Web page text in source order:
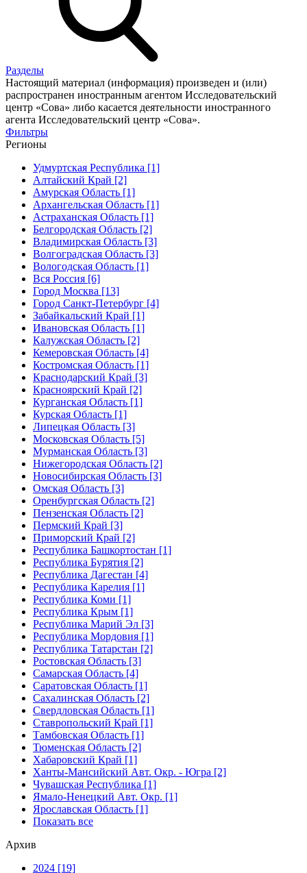
Разделы
Настоящий материал (информация) произведен и (или)
распространен иностранным агентом Исследовательский
центр «Сова» либо касается деятельности иностранного
агента Исследовательский центр «Сова».
Фильтры
Регионы
Удмуртская Республика [1]
Алтайский Край [2]
Амурская Область [1]
Архангельская Область [1]
Астраханская Область [1]
Белгородская Область [2]
Владимирская Область [3]
Волгоградская Область [3]
Вологодская Область [1]
Вся Россия [6]
Город Москва [13]
Город Санкт-Петербург [4]
Забайкальский Край [1]
Ивановская Область [1]
Калужская Область [2]
Кемеровская Область [4]
Костромская Область [1]
Краснодарский Край [3]
Красноярский Край [2]
Курганская Область [1]
Курская Область [1]
Липецкая Область [3]
Московская Область [5]
Мурманская Область [3]
Нижегородская Область [2]
Новосибирская Область [3]
Омская Область [3]
Оренбургская Область [2]
Пензенская Область [2]
Пермский Край [3]
Приморский Край [2]
Республика Башкортостан [1]
Республика Бурятия [2]
Республика Дагестан [4]
Республика Карелия [1]
Республика Коми [1]
Республика Крым [1]
Республика Марий Эл [3]
Республика Мордовия [1]
Республика Татарстан [2]
Ростовская Область [3]
Самарская Область [4]
Саратовская Область [1]
Сахалинская Область [2]
Свердловская Область [1]
Ставропольский Край [1]
Тамбовская Область [1]
Тюменская Область [2]
Хабаровский Край [1]
Ханты-Мансийский Авт. Окр. - Югра [2]
Чувашская Республика [1]
Ямало-Ненецкий Авт. Окр. [1]
Ярославская Область [1]
Показать все
Архив
2024 [19]